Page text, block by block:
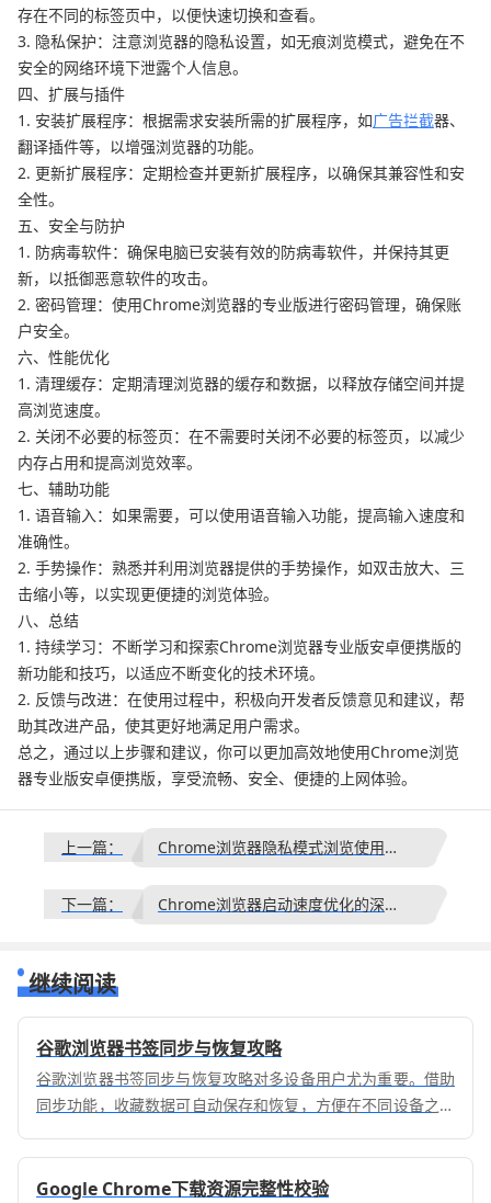
存在不同的标签页中，以便快速切换和查看。
3. 隐私保护：注意浏览器的隐私设置，如无痕浏览模式，避免在不
安全的网络环境下泄露个人信息。
四、扩展与插件
1. 安装扩展程序：根据需求安装所需的扩展程序，如广告拦截器、
翻译插件等，以增强浏览器的功能。
2. 更新扩展程序：定期检查并更新扩展程序，以确保其兼容性和安
全性。
五、安全与防护
1. 防病毒软件：确保电脑已安装有效的防病毒软件，并保持其更
新，以抵御恶意软件的攻击。
2. 密码管理：使用Chrome浏览器的专业版进行密码管理，确保账
户安全。
六、性能优化
1. 清理缓存：定期清理浏览器的缓存和数据，以释放存储空间并提
高浏览速度。
2. 关闭不必要的标签页：在不需要时关闭不必要的标签页，以减少
内存占用和提高浏览效率。
七、辅助功能
1. 语音输入：如果需要，可以使用语音输入功能，提高输入速度和
准确性。
2. 手势操作：熟悉并利用浏览器提供的手势操作，如双击放大、三
击缩小等，以实现更便捷的浏览体验。
八、总结
1. 持续学习：不断学习和探索Chrome浏览器专业版安卓便携版的
新功能和技巧，以适应不断变化的技术环境。
2. 反馈与改进：在使用过程中，积极向开发者反馈意见和建议，帮
助其改进产品，使其更好地满足用户需求。
总之，通过以上步骤和建议，你可以更加高效地使用Chrome浏览
器专业版安卓便携版，享受流畅、安全、便捷的上网体验。
上一篇： Chrome浏览器隐私模式浏览使用技巧
下一篇： Chrome浏览器启动速度优化的深度分析
继续阅读
谷歌浏览器书签同步与恢复攻略
谷歌浏览器书签同步与恢复攻略对多设备用户尤为重要。借助
同步功能，收藏数据可自动保存和恢复，方便在不同设备之间
Google Chrome下载资源完整性校验